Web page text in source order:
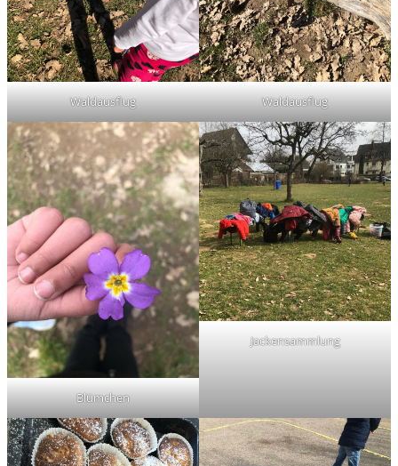
Waldausflug Waldausflug
Blümchen
Jackensammlung